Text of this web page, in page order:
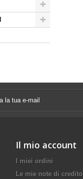
Il mio account
I miei ordini
Le mie note di credito